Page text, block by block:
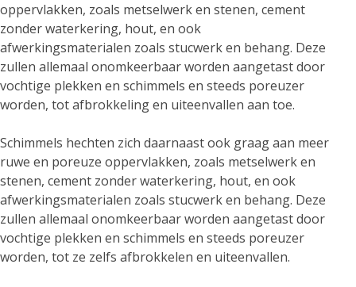
oppervlakken, zoals metselwerk en stenen, cement
zonder waterkering, hout, en ook
afwerkingsmaterialen zoals stucwerk en behang. Deze
zullen allemaal onomkeerbaar worden aangetast door
vochtige plekken en schimmels en steeds poreuzer
worden, tot afbrokkeling en uiteenvallen aan toe.
Schimmels hechten zich daarnaast ook graag aan meer
ruwe en poreuze oppervlakken, zoals metselwerk en
stenen, cement zonder waterkering, hout, en ook
afwerkingsmaterialen zoals stucwerk en behang. Deze
zullen allemaal onomkeerbaar worden aangetast door
vochtige plekken en schimmels en steeds poreuzer
worden, tot ze zelfs afbrokkelen en uiteenvallen.